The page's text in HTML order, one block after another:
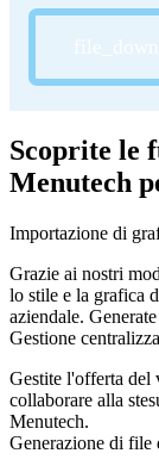
Scoprite le
Menutech
Importazione di
Grazie ai nostri
lo stile e la grafica
aziendale.
Gestione
Gestite l'offerta del
collaborare alla
Menutech.
Generazione di file